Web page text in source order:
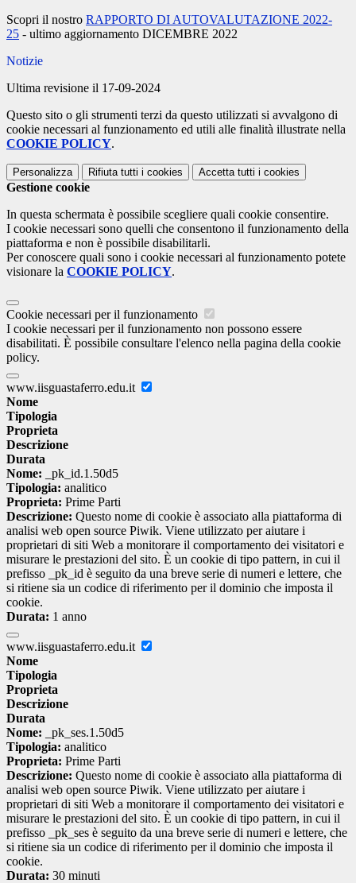
Scopri il nostro RAPPORTO DI AUTOVALUTAZIONE 2022-
25 - ultimo aggiornamento DICEMBRE 2022
Notizie
Ultima revisione il 17-09-2024
Questo sito o gli strumenti terzi da questo utilizzati si avvalgono di
cookie necessari al funzionamento ed utili alle finalità illustrate nella
COOKIE POLICY.
Personalizza Rifiuta tutti i cookies Accetta tutti i cookies
Gestione cookie
In questa schermata è possibile scegliere quali cookie consentire.
I cookie necessari sono quelli che consentono il funzionamento della
piattaforma e non è possibile disabilitarli.
Per conoscere quali sono i cookie necessari al funzionamento potete
visionare la COOKIE POLICY.
Cookie necessari per il funzionamento
I cookie necessari per il funzionamento non possono essere
disabilitati. È possibile consultare l'elenco nella pagina della cookie
policy.
www.iisguastaferro.edu.it
Nome
Tipologia
Proprieta
Descrizione
Durata
Nome: _pk_id.1.50d5
Tipologia: analitico
Proprieta: Prime Parti
Descrizione: Questo nome di cookie è associato alla piattaforma di
analisi web open source Piwik. Viene utilizzato per aiutare i
proprietari di siti Web a monitorare il comportamento dei visitatori e
misurare le prestazioni del sito. È un cookie di tipo pattern, in cui il
prefisso _pk_id è seguito da una breve serie di numeri e lettere, che
si ritiene sia un codice di riferimento per il dominio che imposta il
cookie.
Durata: 1 anno
www.iisguastaferro.edu.it
Nome
Tipologia
Proprieta
Descrizione
Durata
Nome: _pk_ses.1.50d5
Tipologia: analitico
Proprieta: Prime Parti
Descrizione: Questo nome di cookie è associato alla piattaforma di
analisi web open source Piwik. Viene utilizzato per aiutare i
proprietari di siti Web a monitorare il comportamento dei visitatori e
misurare le prestazioni del sito. È un cookie di tipo pattern, in cui il
prefisso _pk_ses è seguito da una breve serie di numeri e lettere, che
si ritiene sia un codice di riferimento per il dominio che imposta il
cookie.
Durata: 30 minuti